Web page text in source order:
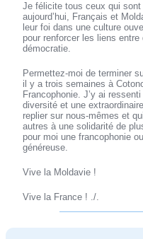
Je félicite tous ceux qui sont
aujourd’hui, Français et
leur foi dans une culture
pour renforcer les liens
démocratie.
Permettez-moi de terminer
il y a trois semaines à
Francophonie. J’y ai
diversité et une
replier sur nous-mêmes et
autres à une solidarité de
pour moi une francophonie
généreuse.
Vive la Moldavie !
Vive la France ! ./.